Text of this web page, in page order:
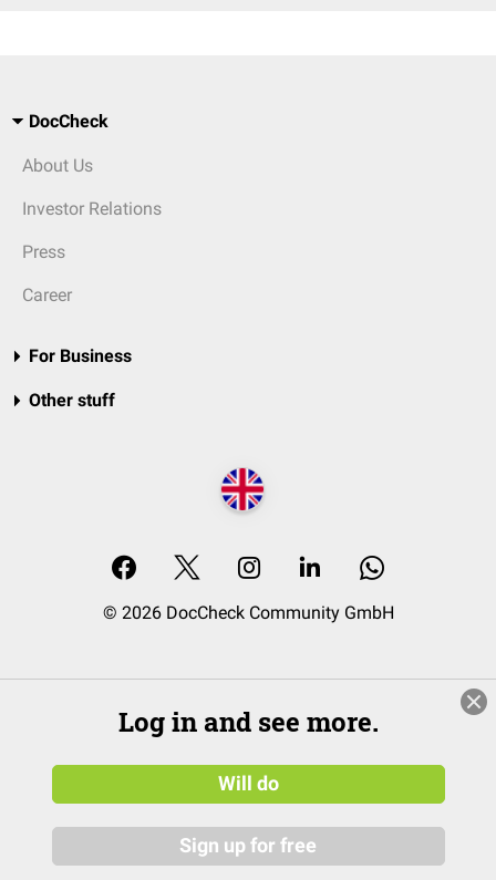
DocCheck
About Us
Investor Relations
Press
Career
For Business
Other stuff
© 2026 DocCheck Community GmbH
Log in and see more.
Will do
Sign up for free